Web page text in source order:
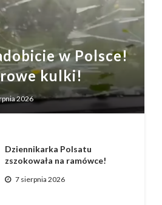
w Polsce!
kulki!
2026
Dziennikarka Polsatu
zszokowała na ramówce!
7 sierpnia 2026